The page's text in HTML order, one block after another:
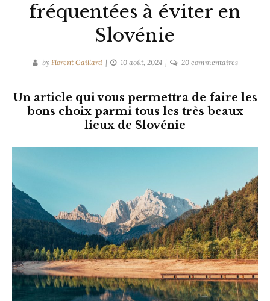
fréquentées à éviter en
Slovénie
by Florent Gaillard 10 août, 2024 20 commentairessur
très
Slovénie
Un article qui vous permettra de faire les
bons choix parmi tous les très beaux
lieux de Slovénie